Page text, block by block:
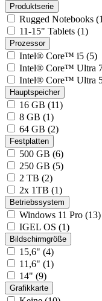
Produktserie
Rugged Notebooks
11-15" Tablets (1)
Prozessor
Intel® Core™ i5 (5)
Intel® Core™ Ultra
Intel® Core™ Ultra
Hauptspeicher
16 GB (11)
8 GB (1)
64 GB (2)
Festplatten
500 GB (6)
250 GB (5)
2 TB (2)
2x 1TB (1)
Betriebssystem
Windows 11 Pro (13)
IGEL OS (1)
Bildschirmgröße
15,6" (4)
11,6" (1)
14" (9)
Grafikkarte